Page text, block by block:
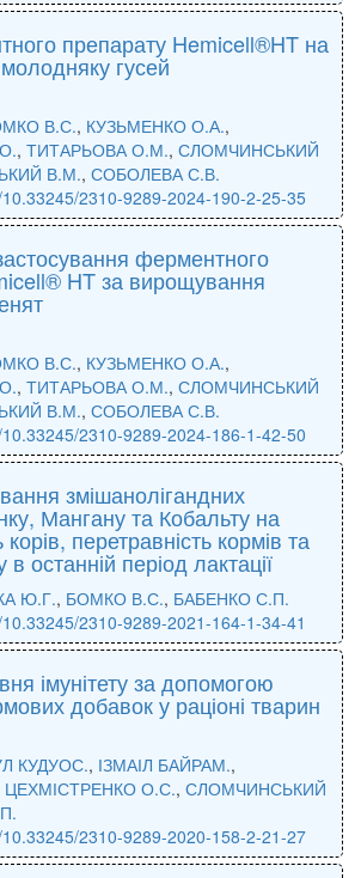
препарату Hemicell®HT на
гусей
В.С., КУЗЬМЕНКО О.А.,
, ТИТАРЬОВА О.М., СЛОМЧИНСЬКИЙ
В.М., СОБОЛЕВА С.В.
2310-9289-2024-190-2-25-35
ферментного
HT за вирощування
В.С., КУЗЬМЕНКО О.А.,
, ТИТАРЬОВА О.М., СЛОМЧИНСЬКИЙ
В.М., СОБОЛЕВА С.В.
2310-9289-2024-186-1-42-50
змішанолігандних
Мангану та Кобальту на
корів, перетравність кормів та
в останній період лактації
Ю.Г., БОМКО В.С., БАБЕНКО С.П.
2310-9289-2021-164-1-34-41
імунітету за допомогою
добавок у раціоні тварин
КУДУОС., ІЗМАІЛ БАЙРАМ.,
ЦЕХМІСТРЕНКО О.С., СЛОМЧИНСЬКИЙ
2310-9289-2020-158-2-21-27